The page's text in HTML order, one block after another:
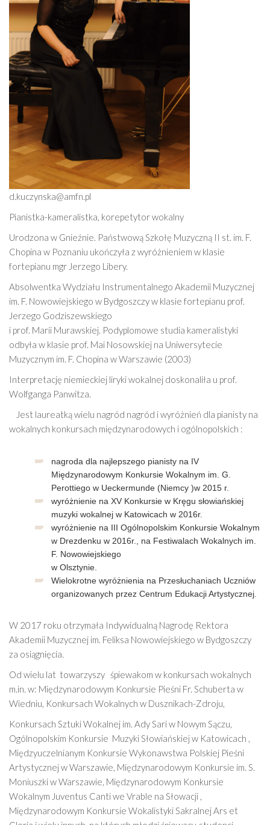
d.kuczynska@amfn.pl
Pianistka-kameralistka, korepetytor wokalny
Urodzona w Gnieźnie. Państwową Szkołę Muzyczną II st. im. F.
Chopina w Poznaniu ukończyła z wyróżnieniem w klasie
fortepianu mgr Jerzego Libery.
Absolwentka Wydziału Instrumentalnego Akademii Muzycznej
im. F. Nowowiejskiego w Bydgoszczy w klasie fortepianu prof.
Jerzego Godziszewskiego
i prof. Marii Murawskiej. Podyplomowe studia kameralistyki
odbyła w klasie prof. Mai Nosowskiej na Uniwersytecie
Muzycznym im. F. Chopina w Warszawie (2003)
Interpretację niemieckiej liryki wokalnej doskonaliła u prof.
Wolfganga Panwitza.
Jest laureatką wielu nagród nagród i wyróżnień dla pianisty na
wokalnych konkursach międzynarodowych i ogólnopolskich :
nagroda dla najlepszego pianisty na IV
Międzynarodowym Konkursie Wokalnym im. G.
Perottiego w Ueckermunde (Niemcy )w 2015 r.
wyróżnienie na XV Konkursie w Kręgu słowiańskiej
muzyki wokalnej w Katowicach w 2016r.
wyróżnienie na III Ogólnopolskim Konkursie Wokalnym
w Drezdenku w 2016r., na Festiwalach Wokalnych im.
F. Nowowiejskiego
w Olsztynie.
Wielokrotne wyróżnienia na Przesłuchaniach Uczniów
organizowanych przez Centrum Edukacji Artystycznej.
W 2017 roku otrzymała Indywidualną Nagrodę Rektora
Akademii Muzycznej im. Feliksa Nowowiejskiego w Bydgoszczy
za osiągnięcia.
Od wielu lat towarzyszy śpiewakom w konkursach wokalnych
m.in. w: Międzynarodowym Konkursie Pieśni Fr. Schuberta w
Wiedniu, Konkursach Wokalnych w Dusznikach-Zdroju,
Konkursach Sztuki Wokalnej im. Ady Sari w Nowym Sączu,
Ogólnopolskim Konkursie Muzyki Słowiańskiej w Katowicach ,
Międzyuczelnianym Konkursie Wykonawstwa Polskiej Pieśni
Artystycznej w Warszawie, Międzynarodowym Konkursie im. S.
Moniuszki w Warszawie, Międzynarodowym Konkursie
Wokalnym Juventus Canti we Vrable na Słowacji ,
Międzynarodowym Konkursie Wokalistyki Sakralnej Ars et